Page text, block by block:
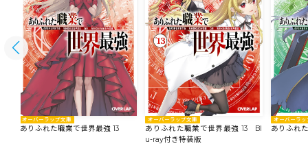
オーバーラップ文庫
ありふれた職業で世界最強 13
オーバーラップ文庫
ありふれた職業で世界最強 13 Bl
u-ray付き特装版
オーバーラッ
ありふれ